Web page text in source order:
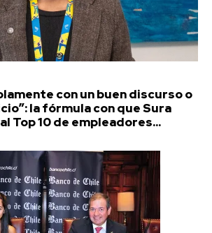
con un buen discurso o
la fórmula con que Sura
Top 10 de empleadores...